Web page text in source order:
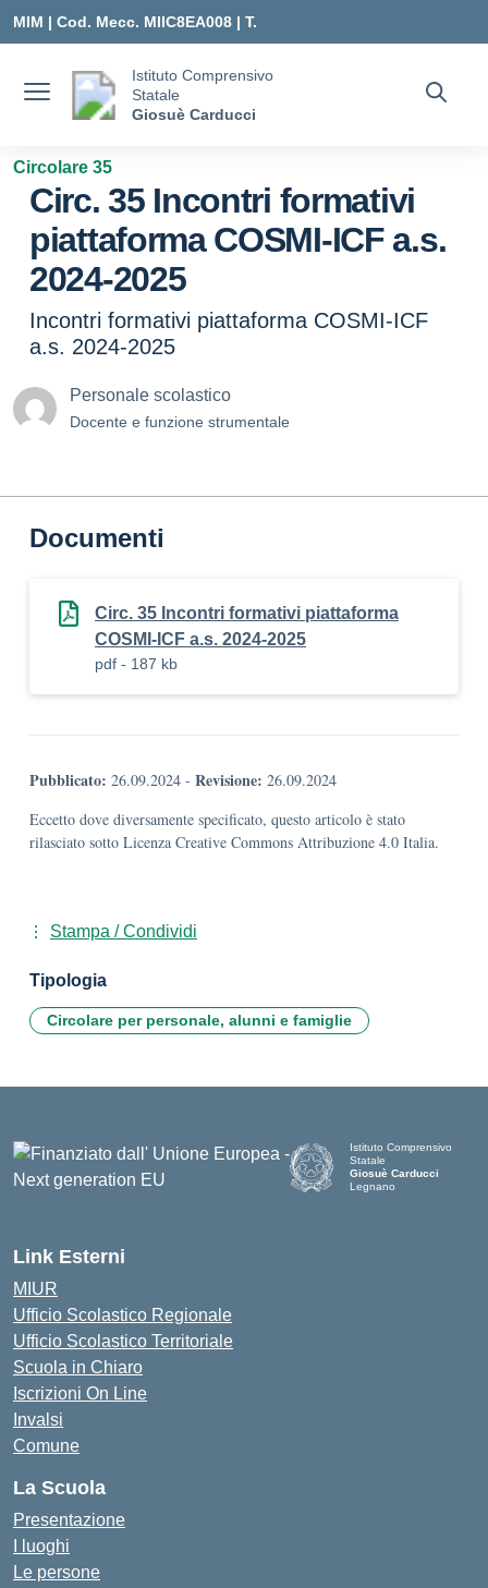
MIM | Cod. Mecc. MIIC8EA008 | T.
MIIC8EA008@ISTRUZIONE.IT
Istituto Comprensivo
Statale
Giosuè Carducci
Circolare 35
Circ. 35 Incontri formativi
piattaforma COSMI-ICF a.s.
2024-2025
Incontri formativi piattaforma COSMI-ICF
a.s. 2024-2025
Personale scolastico
Docente e funzione strumentale
Documenti
Circ. 35 Incontri formativi piattaforma
COSMI-ICF a.s. 2024-2025
pdf - 187 kb
Pubblicato: 26.09.2024 - Revisione: 26.09.2024
Eccetto dove diversamente specificato, questo articolo è stato
rilasciato sotto Licenza Creative Commons Attribuzione 4.0 Italia.
Stampa / Condividi
Tipologia
Circolare per personale, alunni e famiglie
Istituto Comprensivo
Statale
Giosuè Carducci
Legnano
Link Esterni
MIUR
Ufficio Scolastico Regionale
Ufficio Scolastico Territoriale
Scuola in Chiaro
Iscrizioni On Line
Invalsi
Comune
La Scuola
Presentazione
I luoghi
Le persone